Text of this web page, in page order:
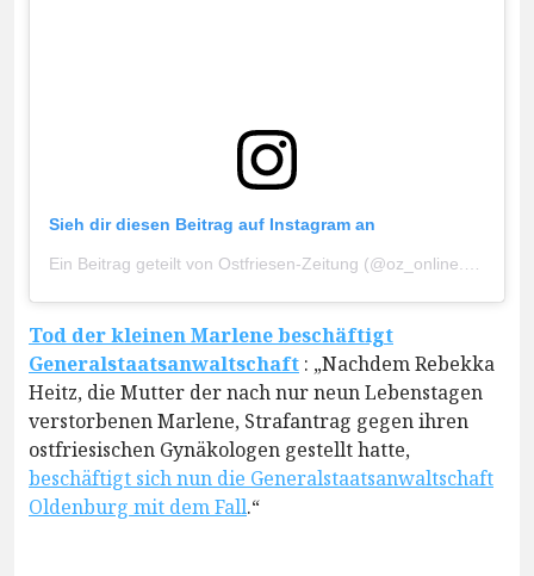
Sieh dir diesen Beitrag auf Instagram an
Tod der kleinen Marlene beschäftigt
Generalstaatsanwaltschaft : „Nachdem Rebekka
Heitz, die Mutter der nach nur neun Lebenstagen
verstorbenen Marlene, Strafantrag gegen ihren
ostfriesischen Gynäkologen gestellt hatte,
beschäftigt sich nun die Generalstaatsanwaltschaft
Oldenburg mit dem Fall.“